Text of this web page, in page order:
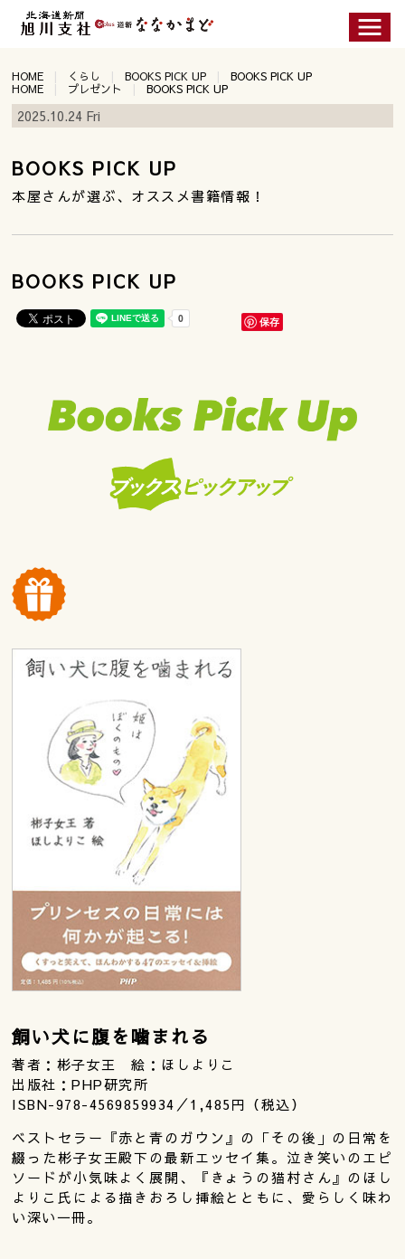
HOME くらし BOOKS PICK UP
BOOKS PICK UP
HOME
プレゼント BOOKS PICK UP
2025.10.24 Fri
BOOKS PICK UP
本屋さんが選ぶ、オススメ書籍情報！
BOOKS PICK UP
保存
飼い犬に腹を噛まれる
著者：彬子女王 絵：ほしよりこ
出版社：PHP研究所
ISBN-978-4569859934／1,485円（税込）
ベストセラー『赤と青のガウン』の「その後」の日常を
綴った彬子女王殿下の最新エッセイ集。泣き笑いのエピ
ソードが小気味よく展開、『きょうの猫村さん』のほし
よりこ氏による描きおろし挿絵とともに、愛らしく味わ
い深い一冊。